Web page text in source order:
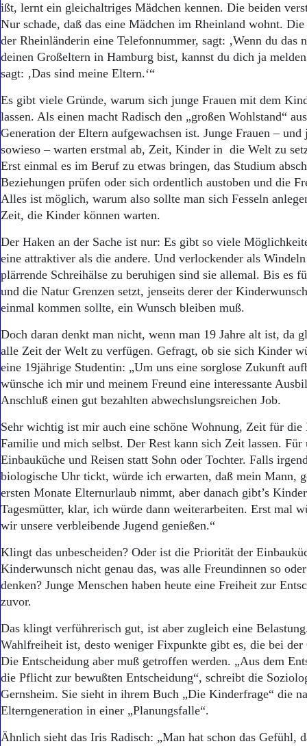
ißt, lernt ein gleichaltriges Mädchen kennen. Die beiden
Nur schade, daß das eine Mädchen im Rheinland wohnt.
der Rheinländerin eine Telefonnummer, sagt: ‚Wenn du das
deinen Großeltern in Hamburg bist, kannst du dich ja
sagt: ‚Das sind meine Eltern.‘“
Es gibt viele Gründe, warum sich junge Frauen mit dem
lassen. Als einen macht Radisch den „großen Wohlstand“
Generation der Eltern aufgewachsen ist. Junge Frauen – und
sowieso – warten erstmal ab, Zeit, Kinder in die Welt zu
Erst einmal es im Beruf zu etwas bringen, das Studium
Beziehungen prüfen oder sich ordentlich austoben und die
Alles ist möglich, warum also sollte man sich Fesseln
Zeit, die Kinder können warten.
Der Haken an der Sache ist nur: Es gibt so viele
eine attraktiver als die andere. Und verlockender als
plärrende Schreihälse zu beruhigen sind sie allemal. Bis es
und die Natur Grenzen setzt, jenseits derer der
einmal kommen sollte, ein Wunsch bleiben muß.
Doch daran denkt man nicht, wenn man 19 Jahre alt ist, da
alle Zeit der Welt zu verfügen. Gefragt, ob sie sich Kinder
eine 19jährige Studentin: „Um uns eine sorglose Zukunft
wünsche ich mir und meinem Freund eine interessante
Anschluß einen gut bezahlten abwechslungsreichen Job.
Sehr wichtig ist mir auch eine schöne Wohnung, Zeit für die
Familie und mich selbst. Der Rest kann sich Zeit lassen. Für
Einbauküche und Reisen statt Sohn oder Tochter. Falls
biologische Uhr tickt, würde ich erwarten, daß mein Mann,
ersten Monate Elternurlaub nimmt, aber danach gibt’s
Tagesmütter, klar, ich würde dann weiterarbeiten. Erst mal
wir unsere verbleibende Jugend genießen.“
Klingt das unbescheiden? Oder ist die Priorität der
Kinderwunsch nicht genau das, was alle Freundinnen so
denken? Junge Menschen haben heute eine Freiheit zur
zuvor.
Das klingt verführerisch gut, ist aber zugleich eine
Wahlfreiheit ist, desto weniger Fixpunkte gibt es, die bei
Die Entscheidung aber muß getroffen werden. „Aus dem
die Pflicht zur bewußten Entscheidung“, schreibt die
Gernsheim. Sie sieht in ihrem Buch „Die Kinderfrage“ die
Elterngeneration in einer „Planungsfalle“.
Ähnlich sieht das Iris Radisch: „Man hat schon das Gefühl,